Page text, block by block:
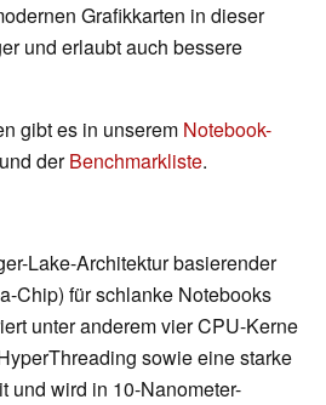
Grafikkarten in dieser
und erlaubt auch bessere
gibt es in unserem Notebook-
und derBenchmarkliste.
Lake-Architektur basierender
Chip) für schlanke Notebooks
unter anderem vier CPU-Kerne
sowie eine starke
und wird in 10-Nanometer-